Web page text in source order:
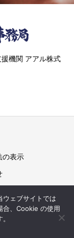
機関 アアル株式
の表示
局 All Rights
ウェブサイトでは
合、Cookie の使用